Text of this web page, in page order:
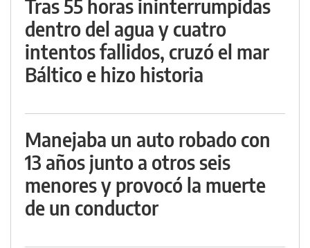
Tras 55 horas ininterrumpidas
dentro del agua y cuatro
intentos fallidos, cruzó el mar
Báltico e hizo historia
Manejaba un auto robado con
13 años junto a otros seis
menores y provocó la muerte
de un conductor